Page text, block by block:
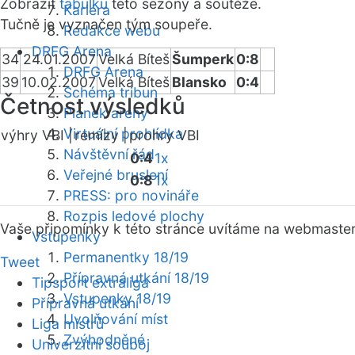
Kariéra
Redakce webu
DRFG Arena
DRFG Arena
Schéma tribun
Plánek areny
Virtuální prohlídka
Návštěvní řád
Veřejné bruslení
PRESS: pro novináře
Rozpis ledové plochy
Vstupenky
Permanentky 18/19
Přípravná utkání 18/19
Vstupenky 18/19
Uvolňování míst
Zvýhodněné
Zobrazit tabulku této sezóny a soutěže.
Tučně je vyznačen tým soupeře.
34 24.01.2007Velká BítešŠumperk0:8
39 10.02.2007Velká BítešBlansko 0:4
Četnost výsledků
výhry VBI |remízy |prohry VBI
0:41x
0:81x
Vaše připomínky k této stránce uvítáme na webmaster
Tweet
Tipsport extraliga
Přípravná utkání
Liga mistrů
Univerzitní souboj